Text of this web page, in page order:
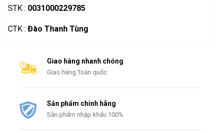
STK : 0031000229785
CTK : Đào Thanh Tùng
Giao hàng nhanh chóng
Giao hàng Toàn quốc
Sản phẩm chính hãng
Sản phẩm nhập khẩu 100%